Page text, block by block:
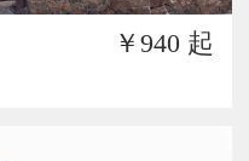
￥940 起